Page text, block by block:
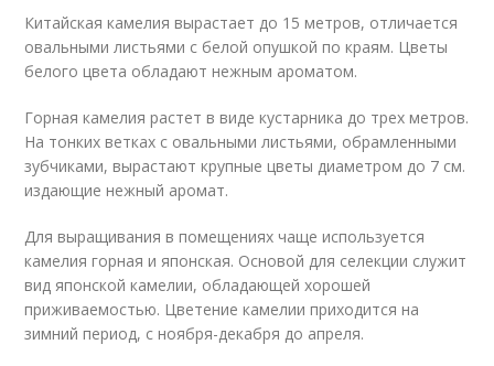
Китайская камелия вырастает до 15 метров, отличается
овальными листьями с белой опушкой по краям. Цветы
белого цвета обладают нежным ароматом.
Горная камелия растет в виде кустарника до трех метров.
На тонких ветках с овальными листьями, обрамленными
зубчиками, вырастают крупные цветы диаметром до 7 см.
издающие нежный аромат.
Для выращивания в помещениях чаще используется
камелия горная и японская. Основой для селекции служит
вид японской камелии, обладающей хорошей
приживаемостью. Цветение камелии приходится на
зимний период, с ноября-декабря до апреля.